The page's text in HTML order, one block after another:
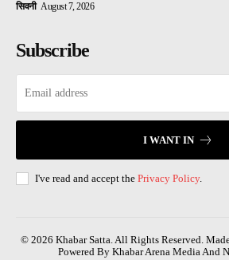
सिवनी August 7, 2026
Subscribe
I WANT IN
I've read and accept the Privacy Policy.
© 2026 Khabar Satta. All Rights Reserved.
Powered By Khabar Arena Media And